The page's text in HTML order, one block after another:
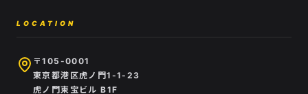
LOCATION
〒105-0001
東京都港区虎ノ門1-1-23
虎ノ門東宝ビル B1F